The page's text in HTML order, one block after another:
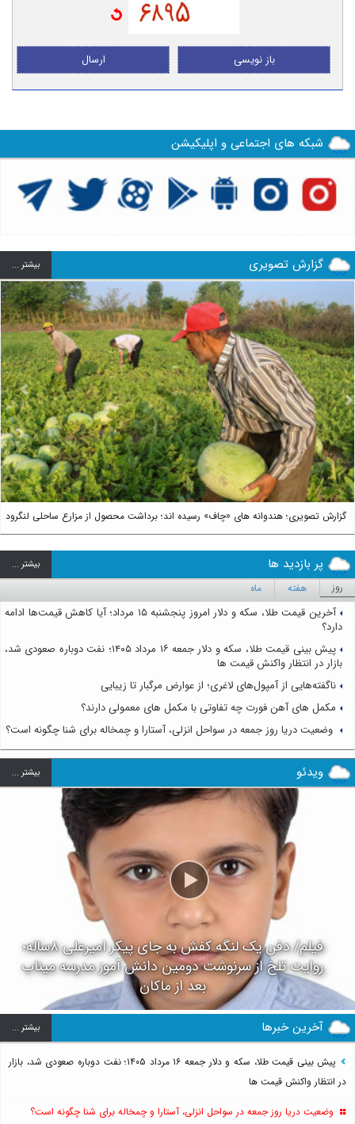
ارسال باز نویسی
شبکه های اجتماعی و اپلیکیشن
گزارش تصویری بيشتر ...
گزارش تصویری؛ هندوانه های «چاف» رسیده اند؛ برداشت محصول از مزارع ساحلی لنگرود
Next
پر بازدید ها بيشتر ...
روز هفته ماه
آخرین قیمت طلا، سکه و دلار امروز پنجشنبه ۱۵ مرداد؛ آیا کاهش قیمت‌ها ادامه
دارد؟
پیش بینی قیمت طلا، سکه و دلار جمعه ۱۶ مرداد ۱۴۰۵؛ نفت دوباره صعودی شد،
بازار در انتظار واکنش قیمت ها
ناگفته‌هایی از آمپول‌های لاغری؛ از عوارض مرگبار تا زیبایی
مکمل های آهن فورت چه تفاوتی با مکمل های معمولی دارند؟
وضعیت دریا روز جمعه در سواحل انزلی، آستارا و چمخاله برای شنا چگونه است؟
ویدئو بيشتر ...
فیلم/ دفن یک لنگه کفش به جای پیکر امیرعلی ۸ساله؛
روایت تلخ از سرنوشت دومین دانش آموز مدرسه میناب
بعد از ماکان
آخرین خبرها بيشتر ...
پیش بینی قیمت طلا، سکه و دلار جمعه ۱۶ مرداد ۱۴۰۵؛ نفت دوباره صعودی شد، بازار
در انتظار واکنش قیمت ها
وضعیت دریا روز جمعه در سواحل انزلی، آستارا و چمخاله برای شنا چگونه است؟